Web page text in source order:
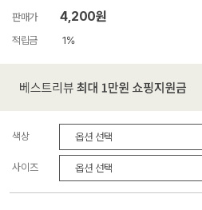
판매가 4,200원
적립금 1%
색상
사이즈